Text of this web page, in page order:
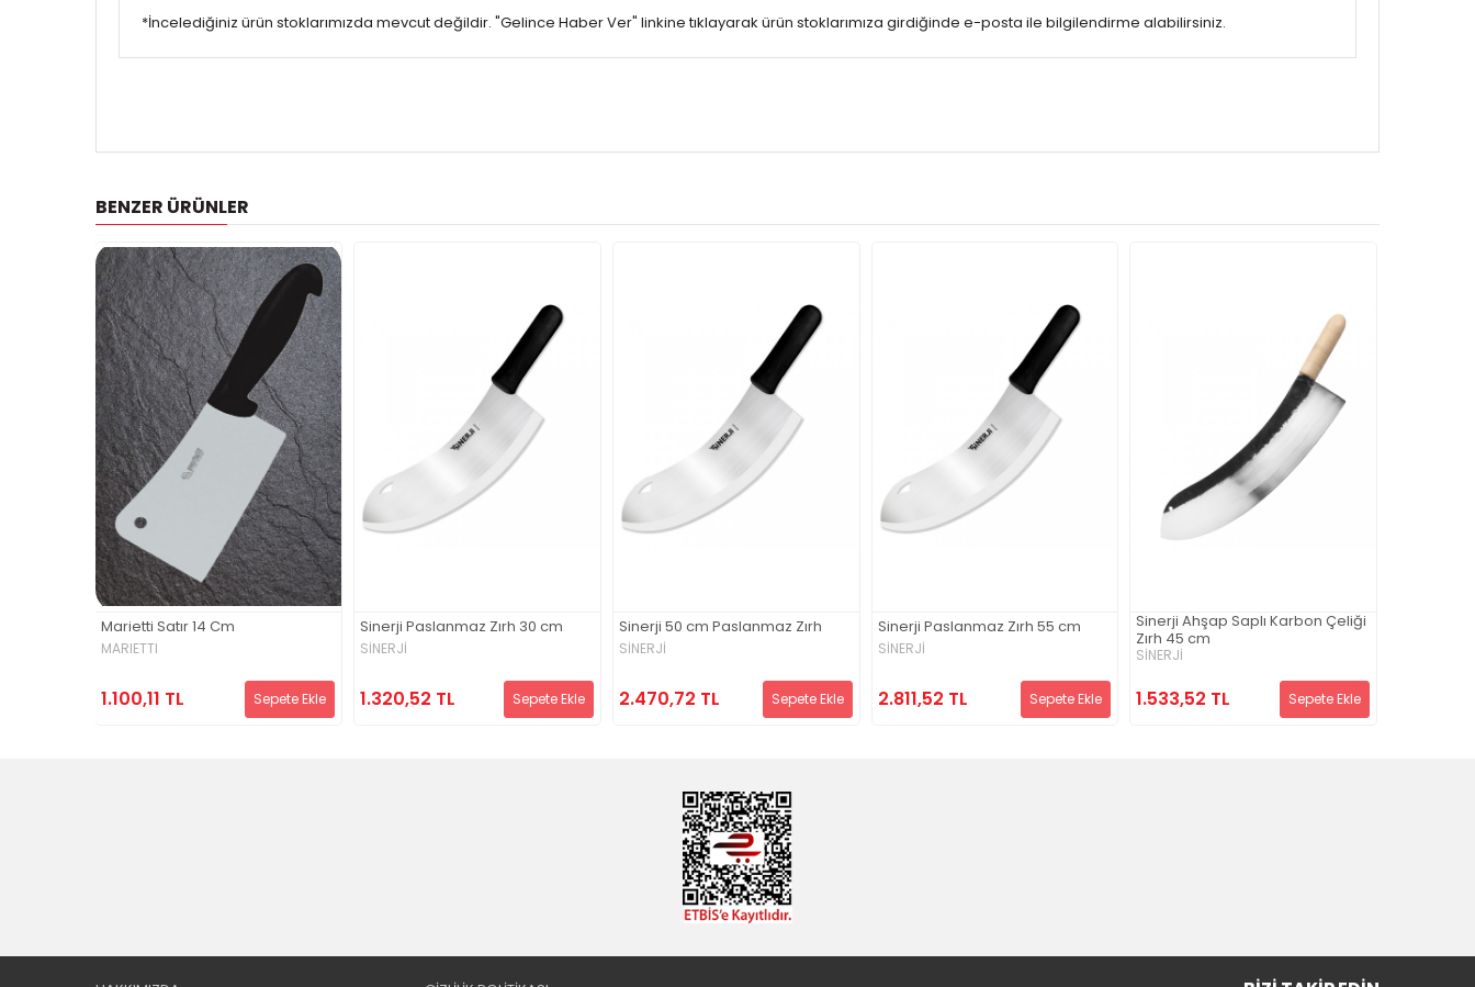
*İncelediğiniz ürün stoklarımızda mevcut değildir. "Gelince Haber Ver" linkine tıklayarak ürün stoklarımıza girdiğinde e-posta ile bilgilendirme alabilirsiniz.
BENZER ÜRÜNLER
Marietti Satır 14 Cm
MARIETTI
1.100,11 TL Sepete Ekle
Sinerji Paslanmaz Zırh 30 cm
SİNERJİ
1.320,52 TL Sepete Ekle
Sinerji 50 cm Paslanmaz Zırh
SİNERJİ
2.470,72 TL Sepete Ekle
Sinerji Paslanmaz Zırh 55 cm
SİNERJİ
2.811,52 TL Sepete Ekle
Sinerji Ahşap Saplı Karbon Çeliği
Zırh 45 cm
SİNERJİ
1.533,52 TL Sepete Ekle